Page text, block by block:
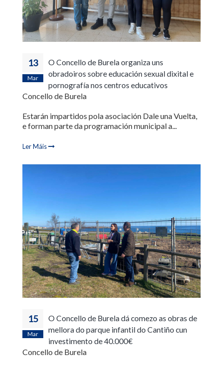
13
Mar
O Concello de Burela organiza uns
obradoiros sobre educación sexual dixital e
pornografía nos centros educativos
Concello de Burela
Estarán impartidos pola asociación Dale una Vuelta,
e forman parte da programación municipal a...
Ler Máis
15
Mar
O Concello de Burela dá comezo as obras de
mellora do parque infantil do Cantiño cun
investimento de 40.000€
Concello de Burela